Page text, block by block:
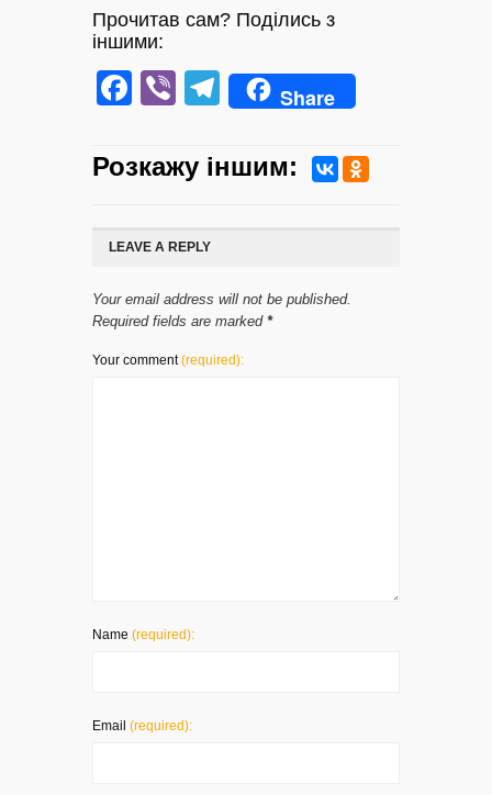
Прочитав сам? Поділись з
іншими:
Facebook
ViberTelegram
Share
Розкажу iншим:
LEAVE A REPLY
Your email address will not be published.
Required fields are marked *
Your comment(required):
Name (required):
Email (required):